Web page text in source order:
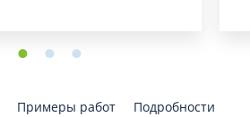
Примеры работ
Подробности